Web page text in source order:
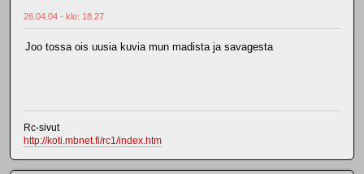
26.04.04 - klo: 18.27
Joo tossa ois uusia kuvia mun madista ja savagesta
Rc-sivut
http://koti.mbnet.fi/rc1/index.htm